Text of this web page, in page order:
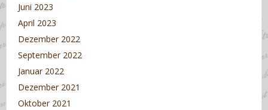
Juni 2023
April 2023
Dezember 2022
September 2022
Januar 2022
Dezember 2021
Oktober 2021